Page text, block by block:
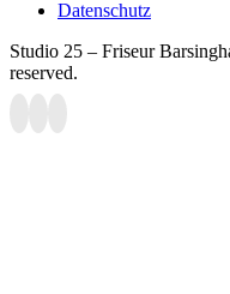
Datenschutz
Studio 25 – Friseur
reserved.